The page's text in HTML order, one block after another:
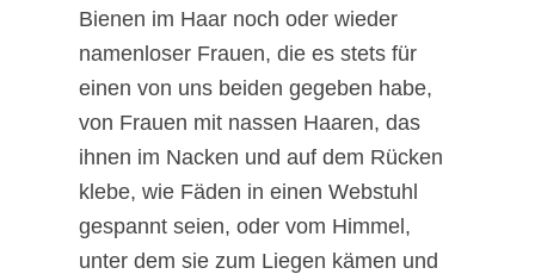
Bienen im Haar noch oder wieder
namenloser Frauen, die es stets für
einen von uns beiden gegeben habe,
von Frauen mit nassen Haaren, das
ihnen im Nacken und auf dem Rücken
klebe, wie Fäden in einen Webstuhl
gespannt seien, oder vom Himmel,
unter dem sie zum Liegen kämen und